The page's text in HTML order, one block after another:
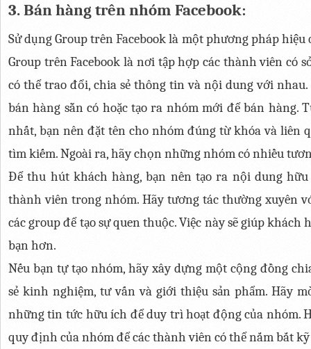
3. Bán hàng trên nhóm Facebook:
Sử dụng Group trên Facebook là một phương pháp
Group trên Facebook là nơi tập hợp các thành viên có
có thể trao đổi, chia sẻ thông tin và nội dung với
bán hàng sẵn có hoặc tạo ra nhóm mới để bán hàng.
nhất, bạn nên đặt tên cho nhóm đúng từ khóa và liên
tìm kiếm. Ngoài ra, hãy chọn những nhóm có nhiều
Để thu hút khách hàng, bạn nên tạo ra nội dung
thành viên trong nhóm. Hãy tương tác thường xuyên
các group để tạo sự quen thuộc. Việc này sẽ giúp
bạn hơn.
Nếu bạn tự tạo nhóm, hãy xây dựng một cộng đồng
sẻ kinh nghiệm, tư vấn và giới thiệu sản phẩm. Hãy
những tin tức hữu ích để duy trì hoạt động của nhóm.
quy định của nhóm để các thành viên có thể nắm bắt